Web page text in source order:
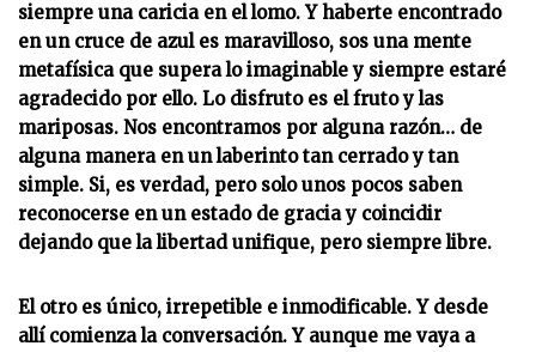
siempre una caricia en el lomo. Y haberte encontrado
en un cruce de azul es maravilloso, sos una mente
metafísica que supera lo imaginable y siempre estaré
agradecido por ello. Lo disfruto es el fruto y las
mariposas. Nos encontramos por alguna razón… de
alguna manera en un laberinto tan cerrado y tan
simple. Si, es verdad, pero solo unos pocos saben
reconocerse en un estado de gracia y coincidir
dejando que la libertad unifique, pero siempre libre.
El otro es único, irrepetible e inmodificable. Y desde
allí comienza la conversación. Y aunque me vaya a